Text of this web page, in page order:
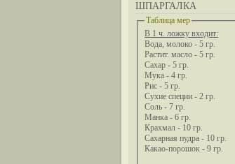
ШПАРГАЛКА
Таблица мер
В 1 ч. ложку входит:
Вода, молоко - 5 гр.
Растит. масло - 5 гр.
Сахар - 5 гр.
Мука - 4 гр.
Рис - 5 гр.
Сухие специи - 2 гр.
Соль - 7 гр.
Манка - 6 гр.
Крахмал - 10 гр.
Сахарная пудра - 10 гр.
Какао-порошок - 9 гр.